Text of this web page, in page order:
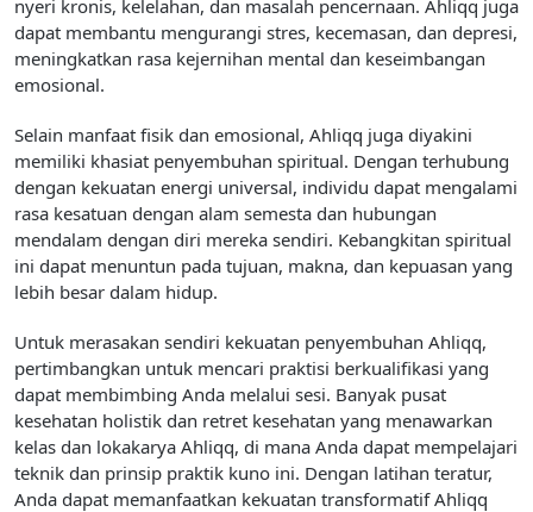
nyeri kronis, kelelahan, dan masalah pencernaan. Ahliqq juga
dapat membantu mengurangi stres, kecemasan, dan depresi,
meningkatkan rasa kejernihan mental dan keseimbangan
emosional.
Selain manfaat fisik dan emosional, Ahliqq juga diyakini
memiliki khasiat penyembuhan spiritual. Dengan terhubung
dengan kekuatan energi universal, individu dapat mengalami
rasa kesatuan dengan alam semesta dan hubungan
mendalam dengan diri mereka sendiri. Kebangkitan spiritual
ini dapat menuntun pada tujuan, makna, dan kepuasan yang
lebih besar dalam hidup.
Untuk merasakan sendiri kekuatan penyembuhan Ahliqq,
pertimbangkan untuk mencari praktisi berkualifikasi yang
dapat membimbing Anda melalui sesi. Banyak pusat
kesehatan holistik dan retret kesehatan yang menawarkan
kelas dan lokakarya Ahliqq, di mana Anda dapat mempelajari
teknik dan prinsip praktik kuno ini. Dengan latihan teratur,
Anda dapat memanfaatkan kekuatan transformatif Ahliqq